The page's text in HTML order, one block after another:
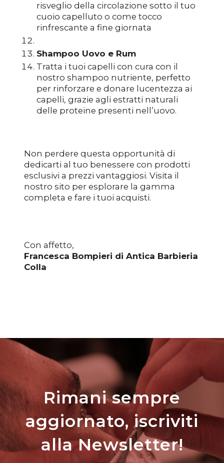
risveglio della circolazione sotto il tuo
cuoio capelluto o come tocco
rinfrescante a fine giornata
Shampoo Uovo e Rum
Tratta i tuoi capelli con cura con il
nostro shampoo nutriente, perfetto
per rinforzare e donare lucentezza ai
capelli, grazie agli estratti naturali
delle proteine presenti nell’uovo.
Non perdere questa opportunità di
dedicarti al tuo benessere con prodotti
esclusivi a prezzi vantaggiosi. Visita il
nostro sito per esplorare la gamma
completa e fare i tuoi acquisti.
Con affetto,
Francesca Bompieri di Antica Barbieria
Colla
Rimani sempre
aggiornato, iscriviti
alla Newsletter!